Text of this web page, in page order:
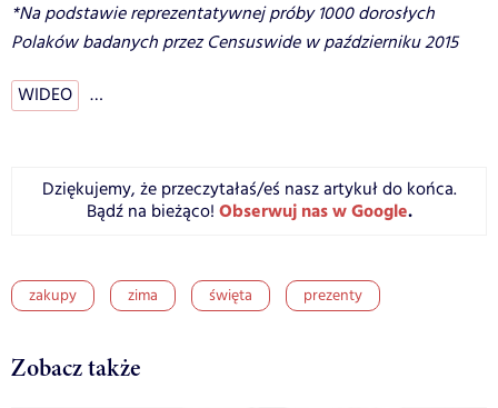
*Na podstawie reprezentatywnej próby 1000 dorosłych
Polaków badanych przez Censuswide w październiku 2015
WIDEO …
Dziękujemy, że przeczytałaś/eś nasz artykuł do końca.
Bądź na bieżąco! Obserwuj nas w Google.
zakupy zima święta prezenty
Zobacz także